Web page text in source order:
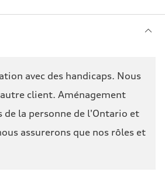
avec des handicaps. Nous
client. Aménagement
de la personne de l'Ontario et
assurerons que nos rôles et